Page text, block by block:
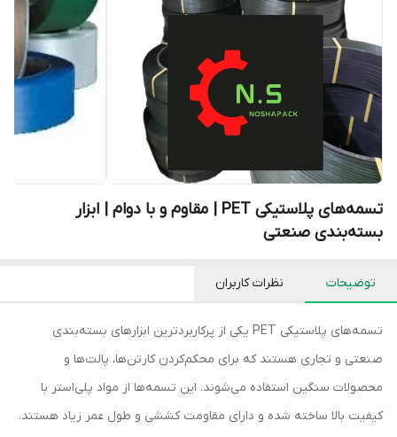
تسمه‌های پلاستیکی PET | مقاوم و با دوام | ابزار
بسته‌بندی صنعتی
توضیحات نظرات کاربران
تسمه‌های پلاستیکی PET یکی از پرکاربردترین ابزارهای بسته‌بندی
صنعتی و تجاری هستند که برای محکم‌کردن کارتن‌ها، پالت‌ها و
محصولات سنگین استفاده می‌شوند. این تسمه‌ها از مواد پلی‌استر با
کیفیت بالا ساخته شده و دارای مقاومت کششی و طول عمر زیاد هستند.